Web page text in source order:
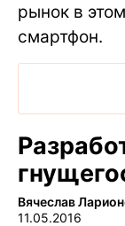
рынок в
смартфон.
Вячеслав
11.05.2016